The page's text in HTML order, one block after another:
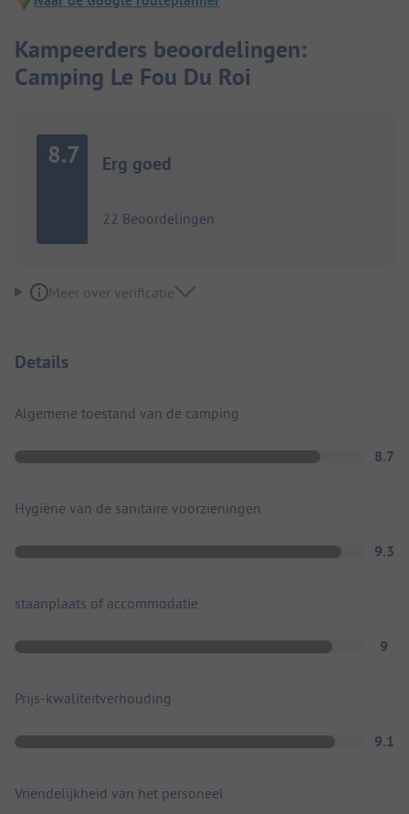
Kampeerders beoordelingen:
Camping Le Fou Du Roi
8.7 Erg goed
22 Beoordelingen
Meer over verificatie
Details
Algemene toestand van de camping
8.7
Hygiëne van de sanitaire voorzieningen
9.3
staanplaats of accommodatie
9
Prijs-kwaliteitverhouding
9.1
Vriendelijkheid van het personeel